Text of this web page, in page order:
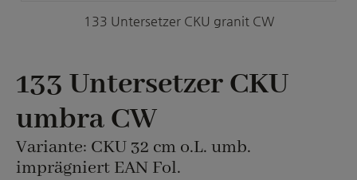
133 Untersetzer CKU granit CW
133 Untersetzer CKU
umbra CW
Variante: CKU 32 cm o.L. umb.
imprägniert EAN Fol.